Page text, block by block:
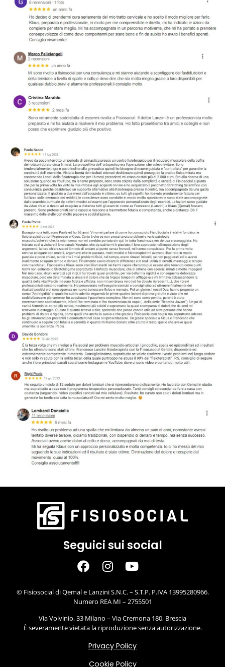
Seguici sui social
© Fisiosocial di Qemal e Lanzini S.N.C. – S.T.P. P.IVA 13995280966.
Numero REA MI – 2755501
Via Volvinio, 33 Milano – Via Cremona 180, Brescia
È severamente vietata la riproduzione senza autorizzazione.
Privacy Policy
Cookie Policy